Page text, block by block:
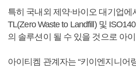
특히 국내외 제약·바이오 대기업
TL(Zero Waste to Landfill) 및
의 솔루션이 될 수 있을 것으로 아
아이티켐 관계자는 “키이엔지니어